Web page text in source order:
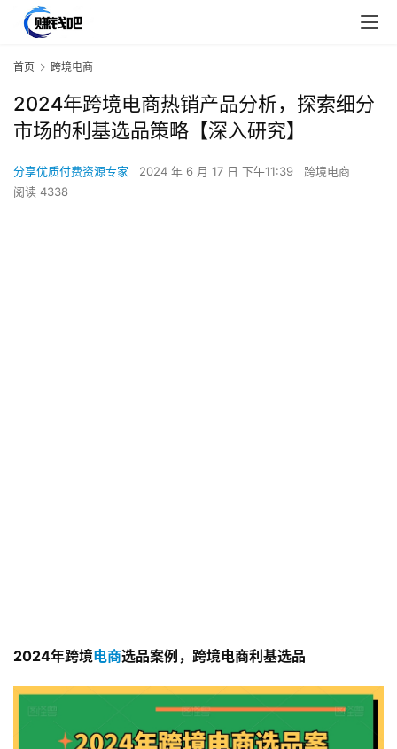
首页 跨境电商
2024年跨境电商热销产品分析，探索细分
市场的利基选品策略【深入研究】
分享优质付费资源专家 2024 年 6 月 17 日 下午11:39
跨境电商
阅读 4338
2024年跨境电商选品案例，跨境电商利基选品